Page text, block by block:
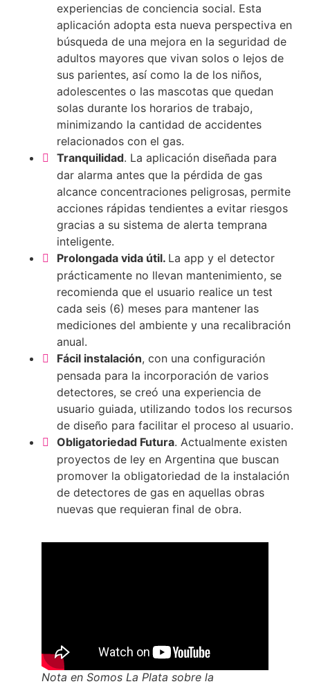
experiencias de conciencia social. Esta
aplicación adopta esta nueva perspectiva en
búsqueda de una mejora en la seguridad de
adultos mayores que vivan solos o lejos de
sus parientes, así como la de los niños,
adolescentes o las mascotas que quedan
solas durante los horarios de trabajo,
minimizando la cantidad de accidentes
relacionados con el gas.
Tranquilidad. La aplicación diseñada para
dar alarma antes que la pérdida de gas
alcance concentraciones peligrosas, permite
acciones rápidas tendientes a evitar riesgos
gracias a su sistema de alerta temprana
inteligente.
Prolongada vida útil. La app y el detector
prácticamente no llevan mantenimiento, se
recomienda que el usuario realice un test
cada seis (6) meses para mantener las
mediciones del ambiente y una recalibración
anual.
Fácil instalación, con una configuración
pensada para la incorporación de varios
detectores, se creó una experiencia de
usuario guiada, utilizando todos los recursos
de diseño para facilitar el proceso al usuario.
Obligatoriedad Futura. Actualmente existen
proyectos de ley en Argentina que buscan
promover la obligatoriedad de la instalación
de detectores de gas en aquellas obras
nuevas que requieran final de obra.
Nota en Somos La Plata sobre la